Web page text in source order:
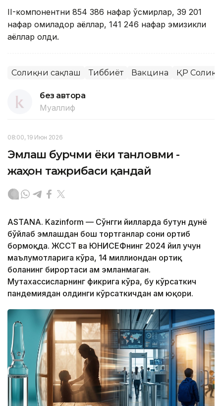
II-компонентни 854 386 нафар ўсмирлар, 39 201
нафар ҳомиладор аёллар, 141 246 нафар эмизикли
аёллар олди.
Соғлиқни сақлаш Тиббиёт Вакцина ҚР
без автора
Муаллиф
08:00, 19 Июн 2026
Эмлаш бурчми ёки танловми -
жаҳон тажрибаси қандай
ASTANA. Kazinform — Сўнгги йилларда бутун дунё
бўйлаб эмлашдан бош тортганлар сони ортиб
бормоқда. ЖССТ ва ЮНИCЕФнинг 2024 йил учун
маълумотларига кўра, 14 миллиондан ортиқ
боланинг бирортаси ҳам эмланмаган.
Мутахассисларнинг фикрига кўра, бу кўрсаткич
пандемиядан олдинги кўрсаткичдан ҳам юқори.